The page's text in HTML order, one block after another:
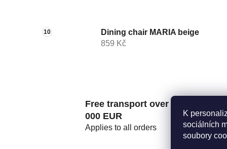
K
sociálních
soubory
Dining chair MARIA beige
859 Kč
Free transport over 2
000 EUR
Applies to all orders